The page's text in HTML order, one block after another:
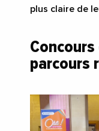
plus claire de
parcours